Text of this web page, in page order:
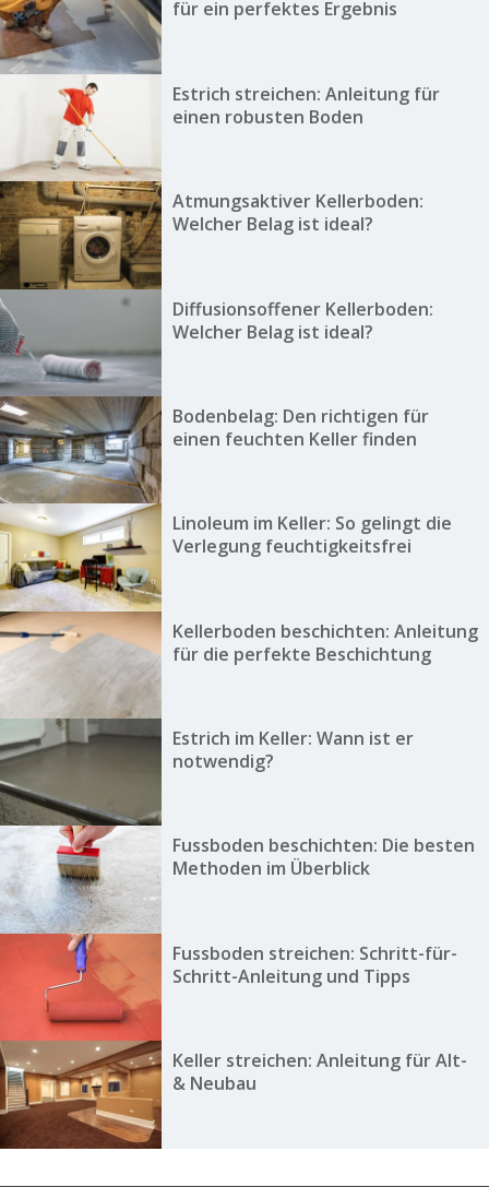
für ein perfektes Ergebnis
Estrich streichen: Anleitung für
einen robusten Boden
Atmungsaktiver Kellerboden:
Welcher Belag ist ideal?
Diffusionsoffener Kellerboden:
Welcher Belag ist ideal?
Bodenbelag: Den richtigen für
einen feuchten Keller finden
Linoleum im Keller: So gelingt die
Verlegung feuchtigkeitsfrei
Kellerboden beschichten: Anleitung
für die perfekte Beschichtung
Estrich im Keller: Wann ist er
notwendig?
Fussboden beschichten: Die besten
Methoden im Überblick
Fussboden streichen: Schritt-für-
Schritt-Anleitung und Tipps
Keller streichen: Anleitung für Alt-
& Neubau